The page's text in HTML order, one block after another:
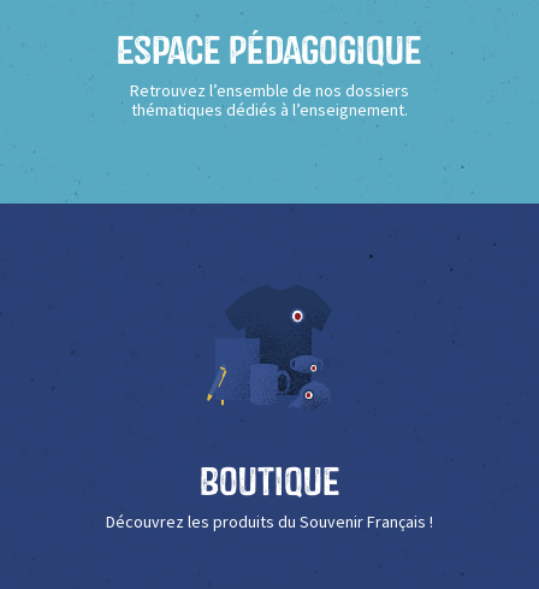
Espace Pédagogique
Retrouvez l’ensemble de nos dossiers
thématiques dédiés à l’enseignement.
Boutique
Découvrez les produits du Souvenir Français !